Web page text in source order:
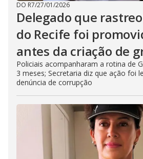
DO R7/27/01/2026
Delegado que
do Recife foi
antes da criação de
Policiais acompanharam a rotina de
3 meses; Secretaria diz que ação foi
denúncia de corrupção